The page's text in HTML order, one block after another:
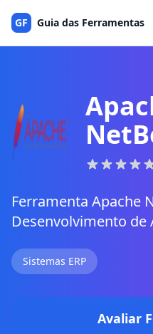
GF Guia das Ferramentas
Ferramenta Apache
Desenvolvimento de
Sistemas ERP
Avaliar